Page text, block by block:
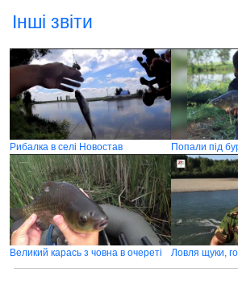
Інші звіти
Рибалка в селі Новостав
Великий карась з човна в очереті